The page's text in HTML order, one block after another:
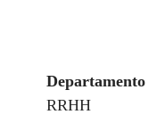
Departamento
RRHH